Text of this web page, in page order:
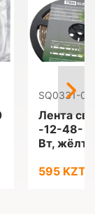
SQ0331-
Лента
-12-48-
Вт,
595 KZT